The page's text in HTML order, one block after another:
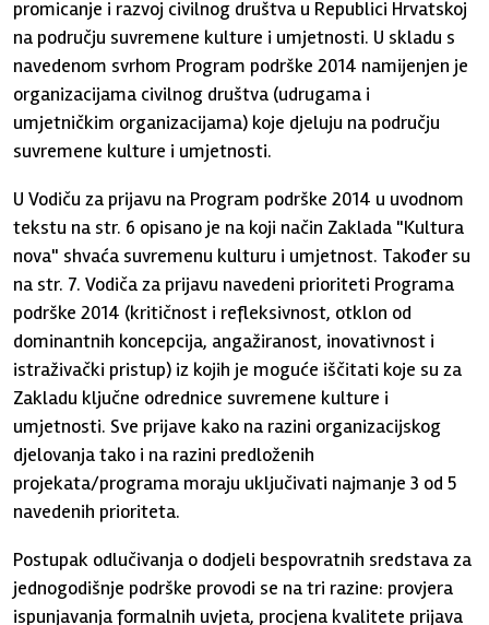
promicanje i razvoj civilnog društva u Republici Hrvatskoj
na području suvremene kulture i umjetnosti. U skladu s
navedenom svrhom Program podrške 2014 namijenjen je
organizacijama civilnog društva (udrugama i
umjetničkim organizacijama) koje djeluju na području
suvremene kulture i umjetnosti.
U Vodiču za prijavu na Program podrške 2014 u uvodnom
tekstu na str. 6 opisano je na koji način Zaklada "Kultura
nova" shvaća suvremenu kulturu i umjetnost. Također su
na str. 7. Vodiča za prijavu navedeni prioriteti Programa
podrške 2014 (kritičnost i refleksivnost, otklon od
dominantnih koncepcija, angažiranost, inovativnost i
istraživački pristup) iz kojih je moguće iščitati koje su za
Zakladu ključne odrednice suvremene kulture i
umjetnosti. Sve prijave kako na razini organizacijskog
djelovanja tako i na razini predloženih
projekata/programa moraju uključivati najmanje 3 od 5
navedenih prioriteta.
Postupak odlučivanja o dodjeli bespovratnih sredstava za
jednogodišnje podrške provodi se na tri razine: provjera
ispunjavanja formalnih uvjeta, procjena kvalitete prijava